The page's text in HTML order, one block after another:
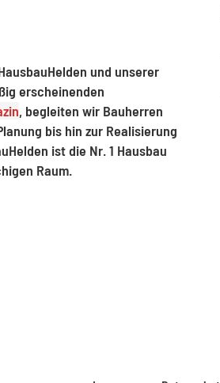
und unserer
erscheinenden
, begleiten wir Bauherren
bis hin zur Realisierung
ist die Nr. 1 Hausbau
Raum.